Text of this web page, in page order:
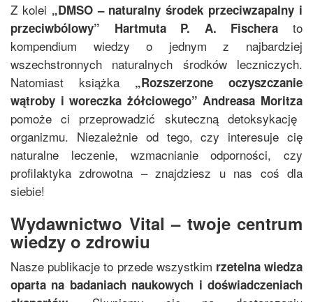
Z kolei „DMSO – naturalny środek przeciwzapalny i
przeciwbólowy” Hartmuta P. A. Fischera to
kompendium wiedzy o jednym z najbardziej
wszechstronnych naturalnych środków leczniczych.
Natomiast książka „Rozszerzone oczyszczanie
wątroby i woreczka żółciowego”Andreasa Moritza
pomoże ci przeprowadzić skuteczną detoksykację
organizmu. Niezależnie od tego, czy interesuje cię
naturalne leczenie, wzmacnianie odporności, czy
profilaktyka zdrowotna – znajdziesz u nas coś dla
siebie!
Wydawnictwo Vital – twoje centrum
wiedzy o zdrowiu
Nasze publikacje to przede wszystkim rzetelna wiedza
oparta na badaniach naukowych i doświadczeniach